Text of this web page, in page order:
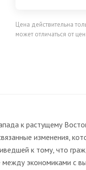
Цена действительна
может отличаться от
к растущему
изменения,
к тому, что
между экономиками с